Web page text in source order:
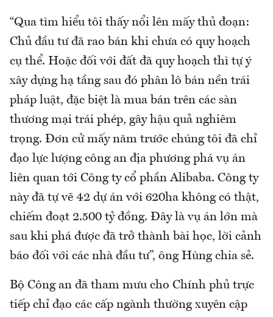
“Qua tìm hiểu tôi thấy nổi lên mấy thủ đoạn:
Chủ đầu tư đã rao bán khi chưa có quy hoạch
cụ thể. Hoặc đối với đất đã quy hoạch thì tự ý
xây dựng hạ tầng sau đó phân lô bán nền trái
pháp luật, đặc biệt là mua bán trên các sàn
thương mại trái phép, gây hậu quả nghiêm
trọng. Đơn cử mấy năm trước chúng tôi đã chỉ
đạo lực lượng công an địa phương phá vụ án
liên quan tới Công ty cổ phần Alibaba. Công ty
này đã tự vẽ 42 dự án với 620ha không có thật,
chiếm đoạt 2.500 tỷ đồng. Đây là vụ án lớn mà
sau khi phá được đã trở thành bài học, lời cảnh
báo đối với các nhà đầu tư”, ông Hùng chia sẻ.
Bộ Công an đã tham mưu cho Chính phủ trực
tiếp chỉ đạo các cấp ngành thường xuyên cập